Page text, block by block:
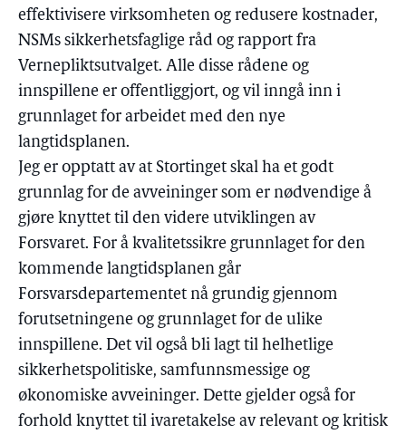
effektivisere virksomheten og redusere kostnader,
NSMs sikkerhetsfaglige råd og rapport fra
Vernepliktsutvalget. Alle disse rådene og
innspillene er offentliggjort, og vil inngå inn i
grunnlaget for arbeidet med den nye
langtidsplanen.
Jeg er opptatt av at Stortinget skal ha et godt
grunnlag for de avveininger som er nødvendige å
gjøre knyttet til den videre utviklingen av
Forsvaret. For å kvalitetssikre grunnlaget for den
kommende langtidsplanen går
Forsvarsdepartementet nå grundig gjennom
forutsetningene og grunnlaget for de ulike
innspillene. Det vil også bli lagt til helhetlige
sikkerhetspolitiske, samfunnsmessige og
økonomiske avveininger. Dette gjelder også for
forhold knyttet til ivaretakelse av relevant og kritisk